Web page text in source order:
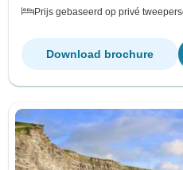
Prijs gebaseerd op privé
Download brochure